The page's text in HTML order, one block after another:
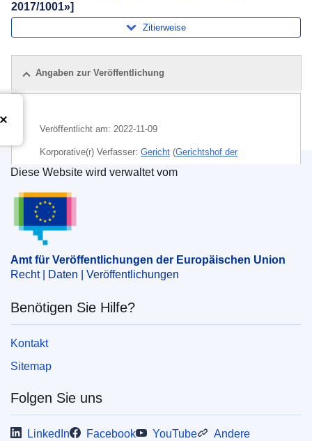
2017/1001»]
Zitierweise
Angaben zur Veröffentlichung
Veröffentlicht am: 2022-11-09
Korporative(r) Verfasser: Gericht (Gerichtshof der
Europäischen Union)
Thema:eingetragenes Warenzeichen
Schönheitspflege
Markenrecht
CELEX : 62021TA0610
OJ : JOC_2023_015_R_0050
IMMC : ARR-T-0610-2021
Amt für Veröffentlichungen der Europäischen
Diese Website wird verwaltet vom
Amt für Veröffentlichungen der Europäischen Union
Recht | Daten | Veröffentlichungen
Benötigen Sie Hilfe?
Kontakt
Sitemap
Folgen Sie uns
LinkedIn Facebook YouTube Andere